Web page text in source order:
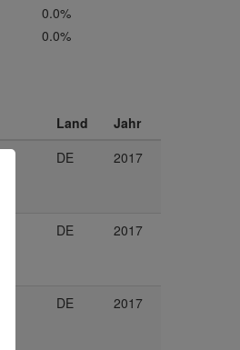
0.0%
0.0%
Land Jahr
DE 2017
DE 2017
DE 2017